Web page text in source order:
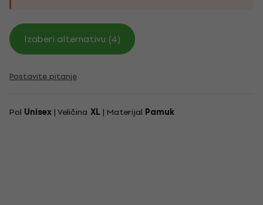
Izaberi alternativu (4)
Postavite pitanje
Pol Unisex | Veličina XL | Materijal Pamuk